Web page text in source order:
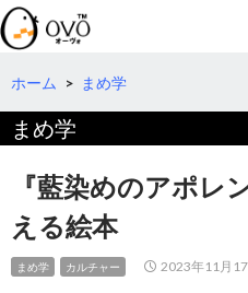
検
索
コ
テ
へ
ホーム > まめ学
まめ学
『藍染めのアポレ
える絵本
まめ学 カルチャー 2023年11月